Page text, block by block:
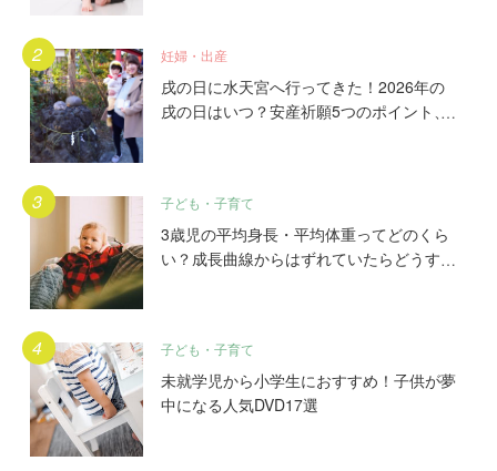
妊婦・出産
戌の日に水天宮へ行ってきた！2026年の
戌の日はいつ？安産祈願5つのポイント、
子ども・子育て
3歳児の平均身長・平均体重ってどのくら
い？成長曲線からはずれていたらどうす
子ども・子育て
未就学児から小学生におすすめ！子供が夢
中になる人気DVD17選